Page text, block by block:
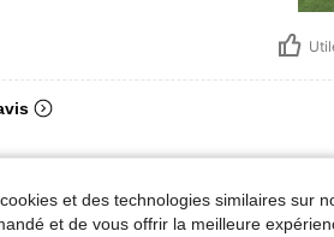
et des technologies similaires sur
et de vous offrir la meilleure